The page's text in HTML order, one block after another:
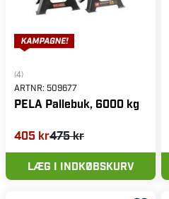
(4)
ARTNR: 509677
PELA Pallebuk, 6000 kg
405 kr475 kr
LÆG I INDKØBSKURV